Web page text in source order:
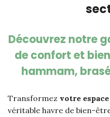
Découvrez notre
de confort et
hammam,
Transformez votre
véritable havre de bien-